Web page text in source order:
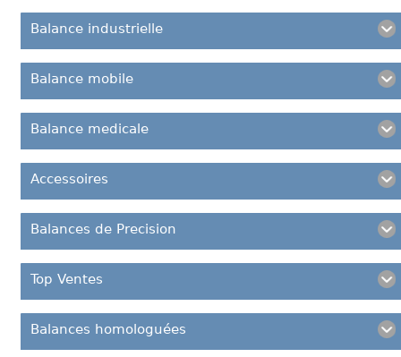
Balance industrielle
Balance mobile
Balance medicale
Accessoires
Balances de Precision
Top Ventes
Balances homologuées